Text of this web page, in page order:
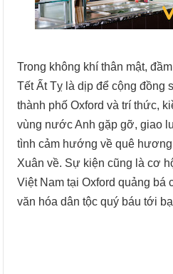
Trong không khí thân mật,
Tết Ất Tỵ là dịp để cộng đồng
thành phố Oxford và trí thức,
vùng nước Anh gặp gỡ, giao
tình cảm hướng về quê
Xuân về. Sự kiện cũng là cơ
Việt Nam tại Oxford quảng bá
văn hóa dân tộc quý báu tới